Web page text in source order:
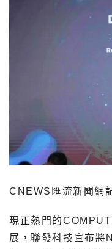
CNEWS匯流新聞網
現正熱門的
展，聯發科技宣布將